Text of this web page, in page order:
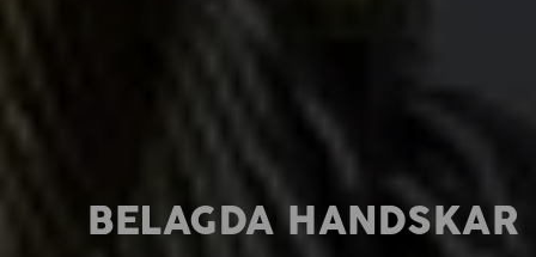
BELAGDA HANDSKAR